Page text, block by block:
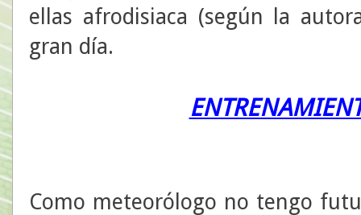
ellas afrodisiaca (según la
gran día.
Como meteorólogo no tengo